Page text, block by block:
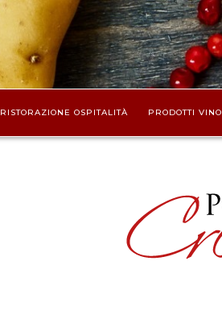
RISTORAZIONE OSPITALITÀ PRODOTTI VINO